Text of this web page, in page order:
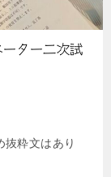
ター二次試
抜粋文はあり